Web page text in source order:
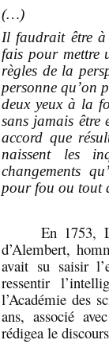
(…)
Il faudrait être
fais pour mettre
règles de la
personne qu’on
deux yeux à la
sans jamais être
accord que
naissent les
changements
pour fou ou tout
En 1753, La
d’Alembert,
avait su saisir
ressentir
l’Académie des
ans, associé
rédigea le